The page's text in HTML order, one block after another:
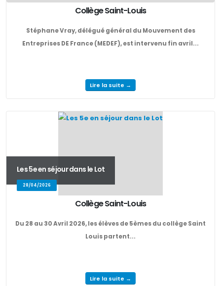
Collège Saint-Louis
Stéphane Vray, délégué général du Mouvement des
Entreprises DE France (MEDEF), est intervenu fin avril...
Lire la suite →
Les 5e en séjour dans le Lot
28/04/2026
Collège Saint-Louis
Du 28 au 30 Avril 2026, les élèves de 5èmes du collège Saint
Louis partent...
Lire la suite →